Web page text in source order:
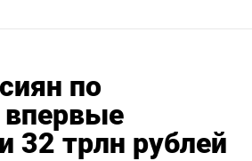
по
32 трлн рублей